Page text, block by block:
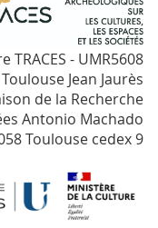
TRACES - UMR5608
Jean Jaurès
de la Recherche
Antonio Machado
Toulouse cedex 9